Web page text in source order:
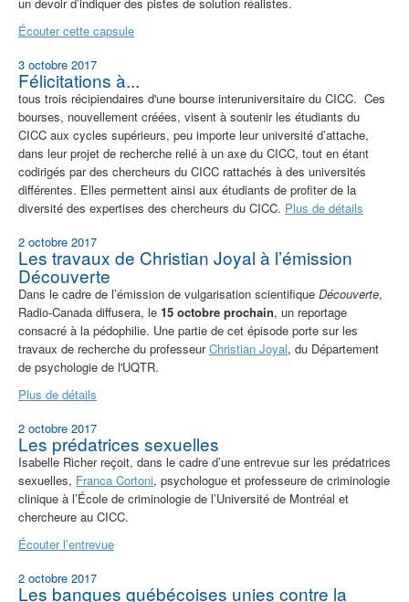
Écouter cette capsule
3 octobre 2017
Félicitations à...
tous trois récipiendaires d'une bourse interuniversitaire du CICC. Ces
bourses, nouvellement créées, visent à soutenir les étudiants du
CICC aux cycles supérieurs, peu importe leur université d’attache,
dans leur projet de recherche relié à un axe du CICC, tout en étant
codirigés par des chercheurs du CICC rattachés à des universités
différentes. Elles permettent ainsi aux étudiants de profiter de la
diversité des expertises des chercheurs du CICC. Plus de détails
2 octobre 2017
Les travaux de Christian Joyal à l’émission
Découverte
Dans le cadre de l’émission de vulgarisation scientifique Découverte,
Radio-Canada diffusera, le 15 octobre prochain, un reportage
consacré à la pédophilie. Une partie de cet épisode porte sur les
travaux de recherche du professeurChristian Joyal, du Département
de psychologie de l'UQTR.
Plus de détails
2 octobre 2017
Les prédatrices sexuelles
Isabelle Richer reçoit, dans le cadre d’une entrevue sur les prédatrices
sexuelles, Franca Cortoni, psychologue et professeure de criminologie
clinique à l’École de criminologie de l’Université de Montréal et
chercheure au CICC.
Écouter l’entrevue
2 octobre 2017
Les banques québécoises unies contre la